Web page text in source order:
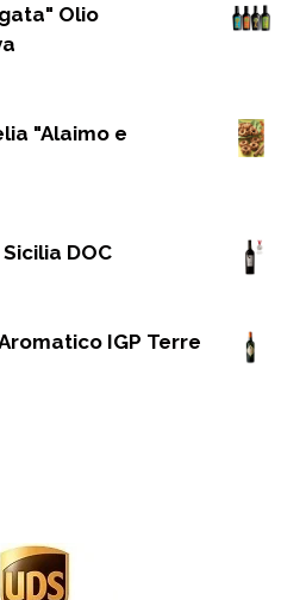
Olio
"Alaimo e
DOC
IGP Terre